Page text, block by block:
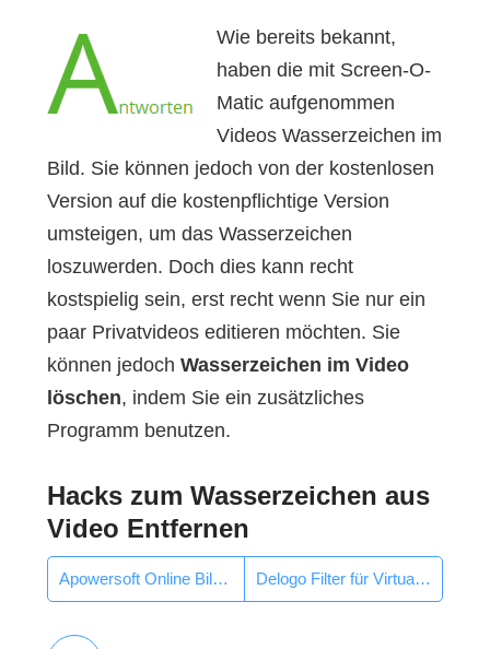
Wie bereits bekannt,
haben die mit Screen-O-
Matic aufgenommen
Videos Wasserzeichen im
Bild. Sie können jedoch von der kostenlosen
Version auf die kostenpflichtige Version
umsteigen, um das Wasserzeichen
loszuwerden. Doch dies kann recht
kostspielig sein, erst recht wenn Sie nur ein
paar Privatvideos editieren möchten. Sie
können jedoch Wasserzeichen im Video
löschen, indem Sie ein zusätzliches
Programm benutzen.
Hacks zum Wasserzeichen aus
Video Entfernen
Apowersoft Online Bildschirm Recorde Delogo Filter für Virtualdub